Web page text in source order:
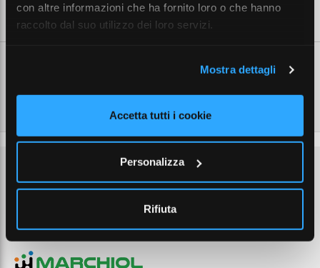
con altre informazioni che ha fornito loro o che hanno
raccolto dal suo utilizzo dei loro servizi.
Mostra dettagli
Accetta tutti i cookie
Personalizza
Rifiuta
SCHEDE TECNICHE